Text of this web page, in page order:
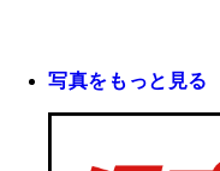
写真をもっと見る